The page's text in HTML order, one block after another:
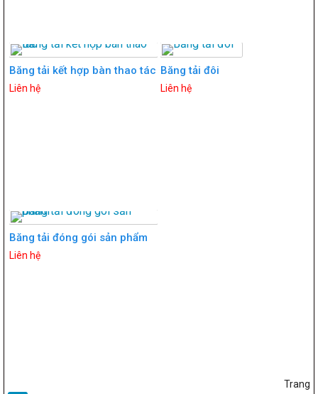
Băng tải kết hợp bàn thao tác
Liên hệ
Băng tải đôi
Liên hệ
Băng tải đóng gói sản phẩm
Liên hệ
Trang